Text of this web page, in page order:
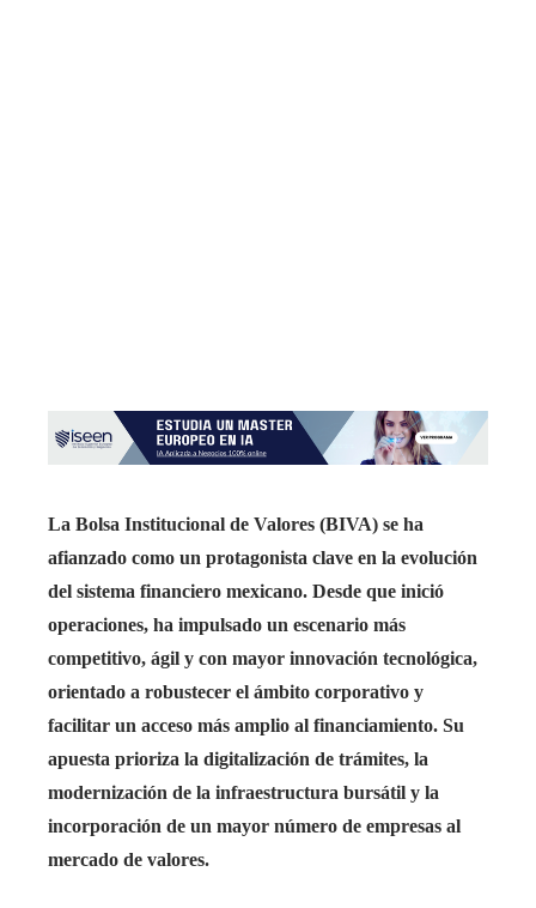
La Bolsa Institucional de Valores (BIVA) se ha
afianzado como un protagonista clave en la evolución
del sistema financiero mexicano. Desde que inició
operaciones, ha impulsado un escenario más
competitivo, ágil y con mayor innovación tecnológica,
orientado a robustecer el ámbito corporativo y
facilitar un acceso más amplio al financiamiento. Su
apuesta prioriza la digitalización de trámites, la
modernización de la infraestructura bursátil y la
incorporación de un mayor número de empresas al
mercado de valores.